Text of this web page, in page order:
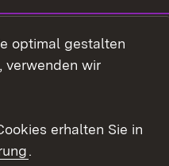
optimal gestalten
verwenden wir
erhalten Sie in
.